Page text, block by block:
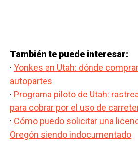
También te puede interesar:
· Yonkes en Utah: dónde
autopartes
· Programa piloto de Utah:
para cobrar por el uso de
· Cómo puedo solicitar una
Oregón siendo indocumentado